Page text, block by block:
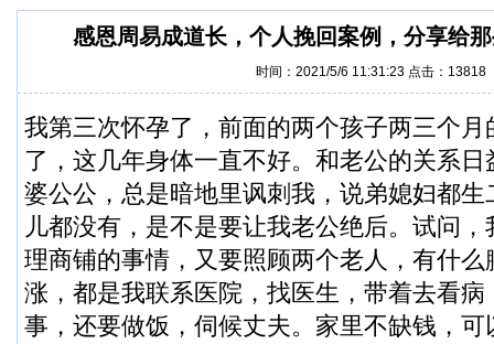
感恩周易成道长，个人挽回案例，分享给
时间：2021/5/6 11:31:23 点击：13818
我第三次怀孕了，前面的两个孩子两三个
了，这几年身体一直不好。和老公的关系
婆公公，总是暗地里讽刺我，说弟媳妇都
儿都没有，是不是要让我老公绝后。试问
理商铺的事情，又要照顾两个老人，有什
涨，都是我联系医院，找医生，带着去看
事，还要做饭，伺候丈夫。家里不缺钱，